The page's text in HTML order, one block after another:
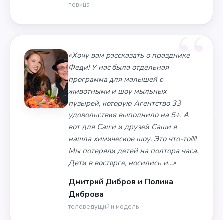
певица
«Хочу вам рассказать о празднике
Феди! У нас была отдельная
программа для малышей с
животными и шоу мыльных
пузырей, которую Агентство 33
удовольствия выполнило на 5+. А
вот для Саши и друзей Саши я
нашла химическое шоу. Это что-то!!!!
Мы потеряли детей на полтора часа.
Дети в восторге, носились и…»
Дмитрий Дибров и Полина
Диброва
телеведущий и модель